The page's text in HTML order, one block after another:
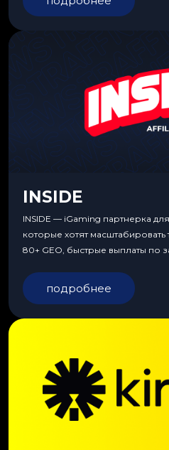
INSIDE
INSIDE — iGaming партнерка
которые хотят
80+ GEO, быстрые выплаты по
подробнее